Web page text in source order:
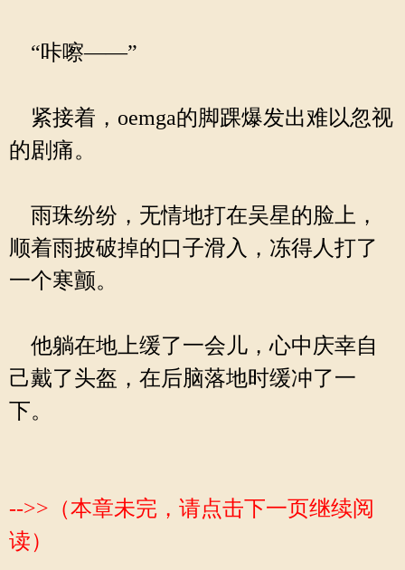
“咔嚓——”
紧接着，oemga的脚踝爆发出难以忽视
的剧痛。
雨珠纷纷，无情地打在吴星的脸上，
顺着雨披破掉的口子滑入，冻得人打了
一个寒颤。
他躺在地上缓了一会儿，心中庆幸自
己戴了头盔，在后脑落地时缓冲了一
下。
-->>（本章未完，请点击下一页继续阅
读）